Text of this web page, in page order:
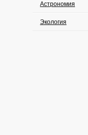
Астрономия
Экология